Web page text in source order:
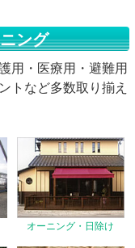
ング
用・医療用・避難用
トなど多数取り揃え
オーニング・日除け